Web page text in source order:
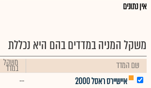
אין נתונים
משקל המניה במדדים בהם היא נכללת
שם המדד משקל
במדד
איישיירס ראסל 2000
--